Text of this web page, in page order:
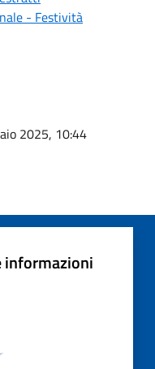
- Festività
2025, 10:44
informazioni